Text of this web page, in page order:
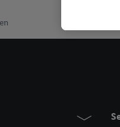
Lidl webshop klant
Als je
eerder
Lidl-
mailadres